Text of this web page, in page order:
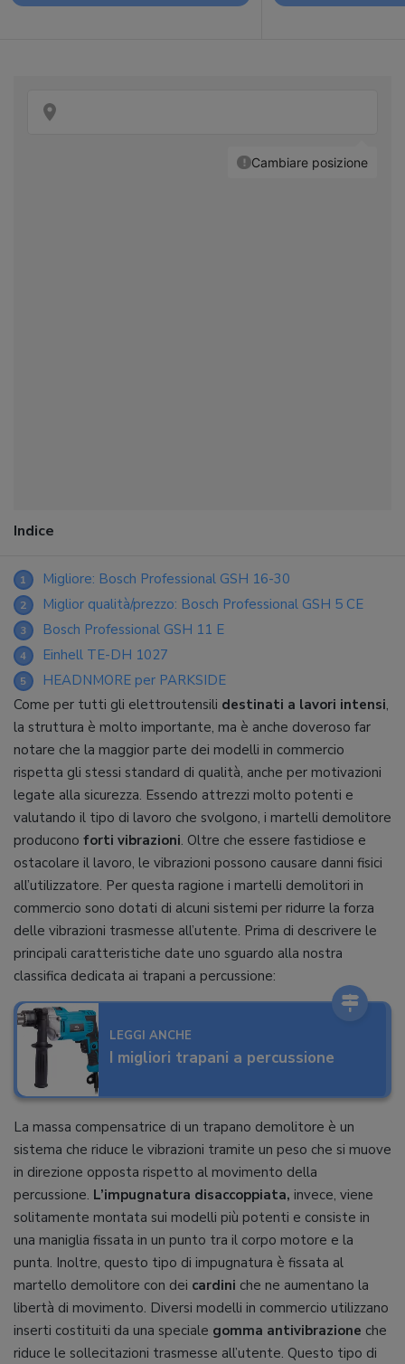
Indice
1 Migliore: Bosch Professional GSH 16-30
2 Miglior qualità/prezzo: Bosch Professional GSH 5 CE
3 Bosch Professional GSH 11 E
4 Einhell TE-DH 1027
5
HEADNMORE per PARKSIDE
Come per tutti gli elettroutensili destinati a lavori intensi,
la struttura è molto importante, ma è anche doveroso far
notare che la maggior parte dei modelli in commercio
rispetta gli stessi standard di qualità, anche per motivazioni
legate alla sicurezza. Essendo attrezzi molto potenti e
valutando il tipo di lavoro che svolgono, i martelli demolitore
producono forti vibrazioni. Oltre che essere fastidiose e
ostacolare il lavoro, le vibrazioni possono causare danni fisici
all’utilizzatore. Per questa ragione i martelli demolitori in
commercio sono dotati di alcuni sistemi per ridurre la forza
delle vibrazioni trasmesse all’utente. Prima di descrivere le
principali caratteristiche date uno sguardo alla nostra
classifica dedicata ai trapani a percussione:
LEGGI ANCHE
I migliori trapani a percussione
La massa compensatrice di un trapano demolitore è un
sistema che riduce le vibrazioni tramite un peso che si muove
in direzione opposta rispetto al movimento della
percussione. L’impugnatura disaccoppiata, invece, viene
solitamente montata sui modelli più potenti e consiste in
una maniglia fissata in un punto tra il corpo motore e la
punta. Inoltre, questo tipo di impugnatura è fissata al
martello demolitore con dei cardini che ne aumentano la
libertà di movimento. Diversi modelli in commercio utilizzano
inserti costituiti da una speciale gomma antivibrazione che
riduce le sollecitazioni trasmesse all’utente. Questo tipo di